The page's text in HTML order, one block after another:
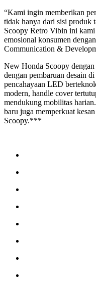
“Kami ingin memberikan
tidak hanya dari sisi produk
Scoopy Retro Vibin ini
emosional konsumen
Communication &
New Honda Scoopy
dengan pembaruan desain
pencahayaan LED
modern, handle cover
mendukung mobilitas
baru juga memperkuat
Scoopy.***